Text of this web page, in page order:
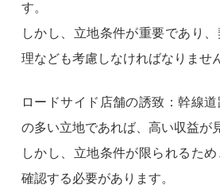
す。
しかし、立地条件が重要であり
理なども考慮しなければなりませ
ロードサイド店舗の誘致：幹線
の多い立地であれば、高い収益が
しかし、立地条件が限られるため
確認する必要があります。